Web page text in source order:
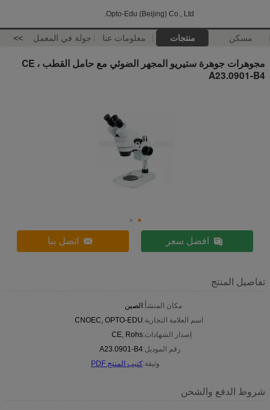
Opto-Edu (Beijing) Co., Ltd.
مسكن منتجات معلومات عنا جولة في المعمل >>
مجوهرات جوهرة ستيريو المجهر الضوئي مع حامل القطب ، CE
A23.0901-B4
افضل سعر اتصل بنا
تفاصيل المنتج
مكان المنشأ:الصين
اسم العلامة التجارية:CNOEC, OPTO-EDU
إصدار الشهادات:CE, Rohs
رقم الموديل:A23.0901-B4
وثيقة:كتيب المنتج PDF
شروط الدفع والشحن